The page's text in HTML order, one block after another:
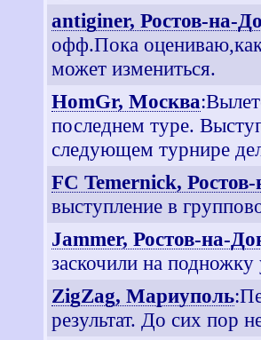
antiginer, Ростов-на-
офф.Пока
может измениться.
HomGr, Москва
последнем туре.
следующем турнире
FC Temernick,
выступление в
Jammer, Ростов-на-
заскочили на
ZigZag, Мариуполь
результат. До сих пор